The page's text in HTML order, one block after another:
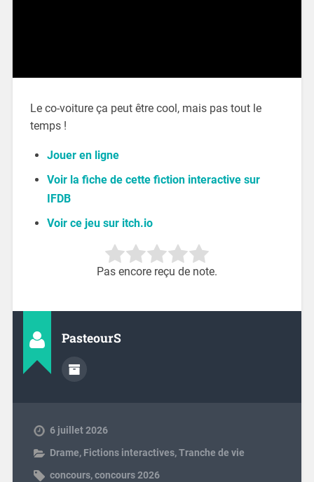
Le co-voiture ça peut être cool, mais pas tout le
temps !
Jouer en ligne
Voir la fiche de cette fiction interactive sur
IFDB
Voir ce jeu sur itch.io
Pas encore reçu de note.
PasteourS
6 juillet 2026
Drame, Fictions interactives,Tranche de vie
concours,concours 2026